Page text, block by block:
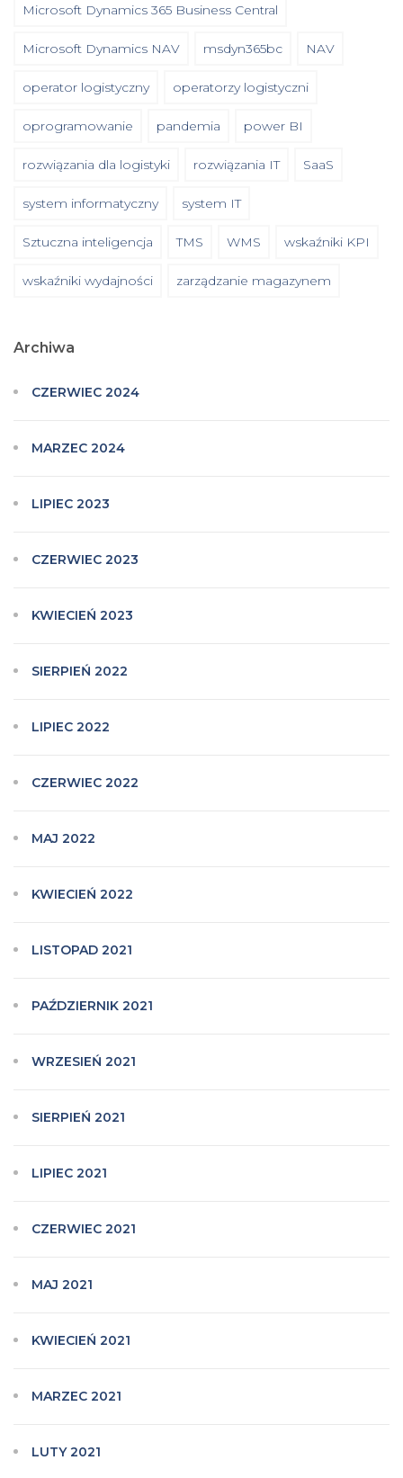
Microsoft Dynamics 365 Business Central
Microsoft Dynamics NAV msdyn365bc NAV
operator logistyczny operatorzy logistyczni
oprogramowanie pandemia power BI
rozwiązania dla logistyki rozwiązania IT SaaS
system informatyczny system IT
Sztuczna inteligencja TMS WMS wskaźniki KPI
wskaźniki wydajności zarządzanie magazynem
Archiwa
CZERWIEC 2024
MARZEC 2024
LIPIEC 2023
CZERWIEC 2023
KWIECIEŃ 2023
SIERPIEŃ 2022
LIPIEC 2022
CZERWIEC 2022
MAJ 2022
KWIECIEŃ 2022
LISTOPAD 2021
PAŹDZIERNIK 2021
WRZESIEŃ 2021
SIERPIEŃ 2021
LIPIEC 2021
CZERWIEC 2021
MAJ 2021
KWIECIEŃ 2021
MARZEC 2021
LUTY 2021